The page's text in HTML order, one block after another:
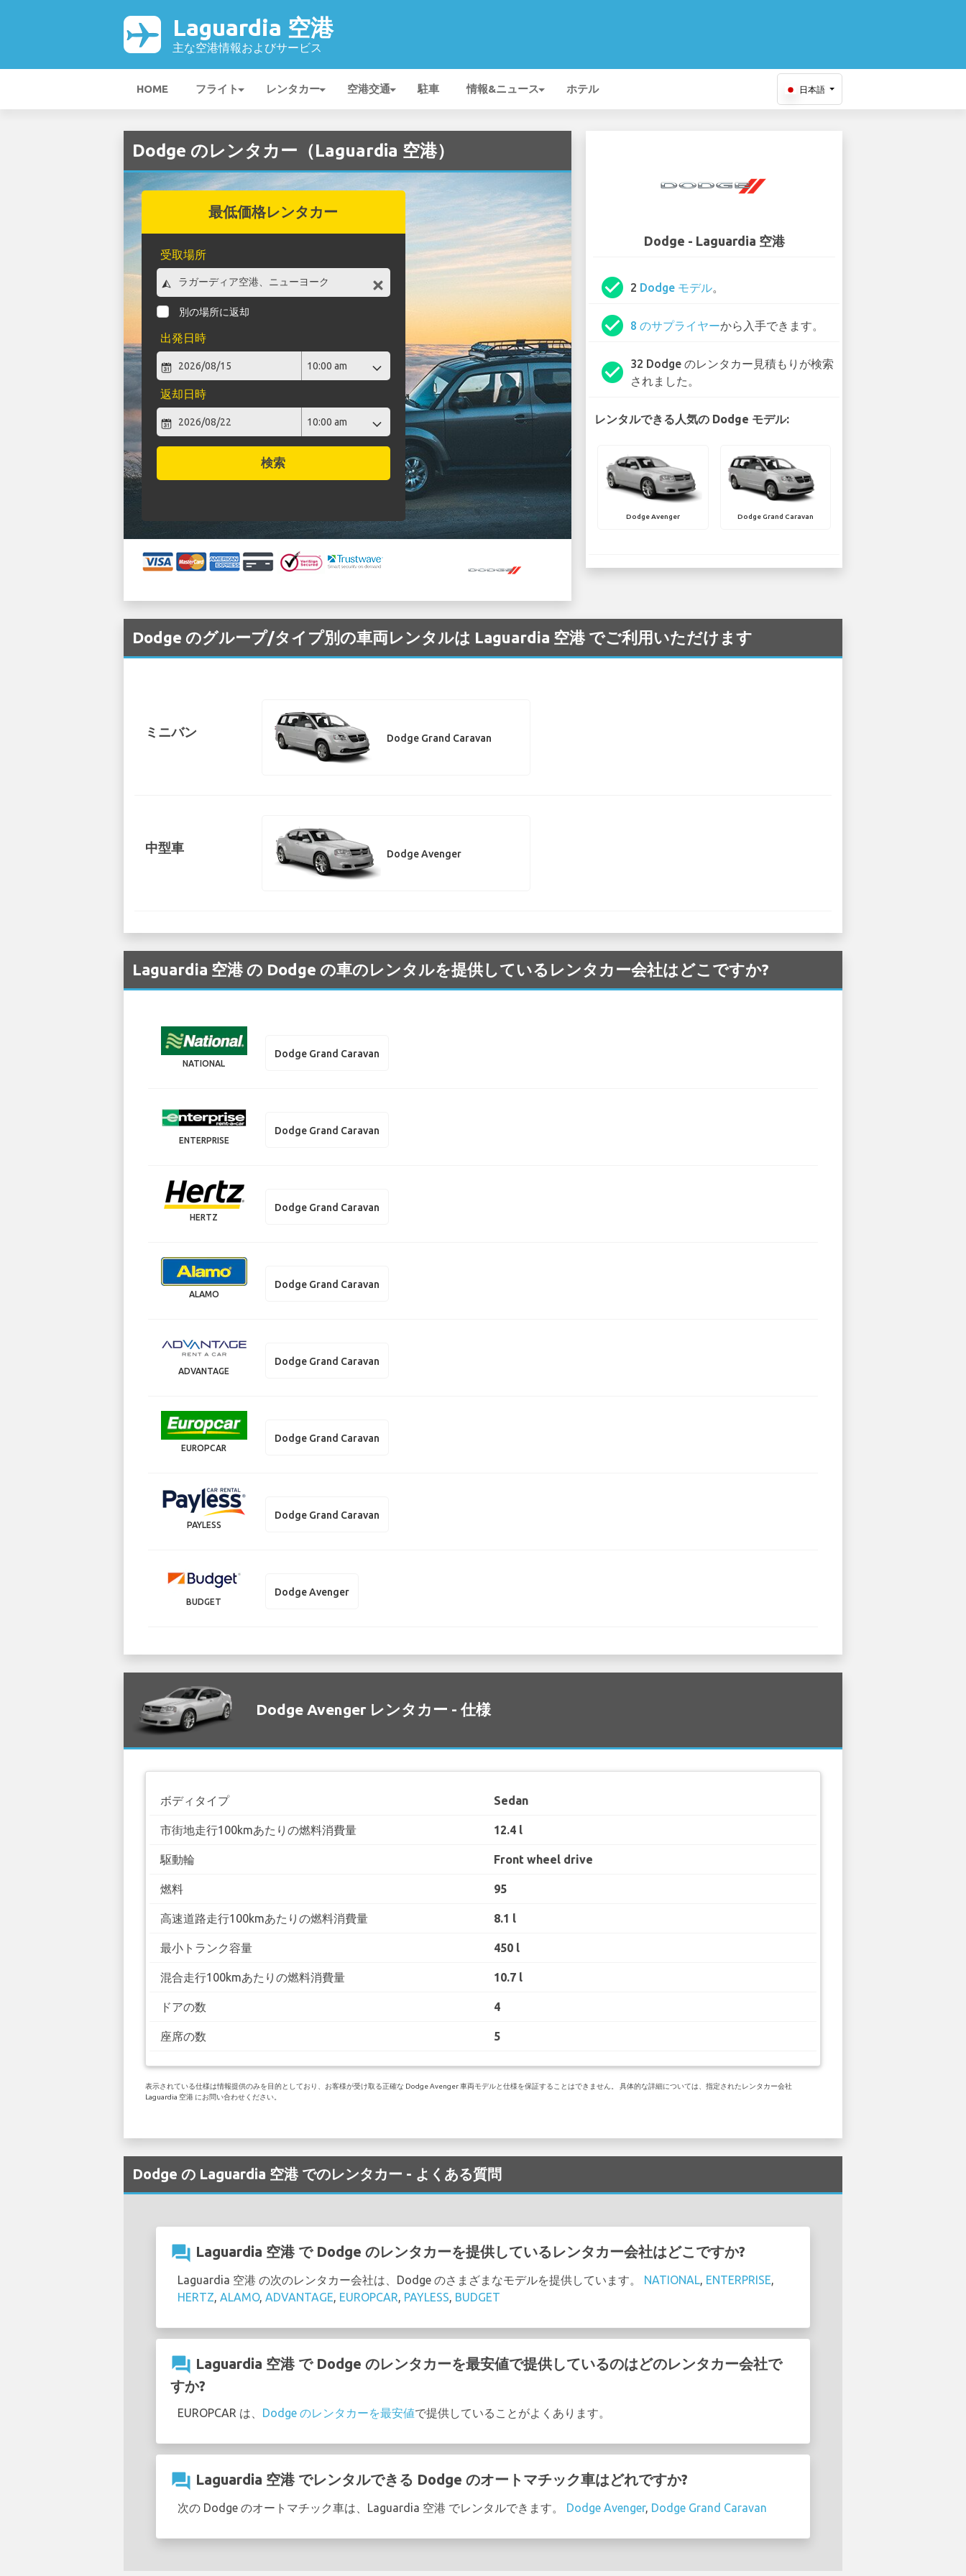
Laguardia 空港
主な空港情報およびサービス
HOME フライト レンタカー 空港交通 駐車 情報&ニュース ホテル 日本語
Dodge のレンタカー（Laguardia 空港）
最低価格レンタカー
受取場所
別の場所に返却
出発日時
返却日時
検索
Dodge - Laguardia 空港
check_circle 2 Dodge モデル。
check_circle 8 のサプライヤーから入手できます。
check_circle
32 Dodge のレンタカー見積もりが検索
されました。
レンタルできる人気の Dodge モデル:
Dodge Avenger Dodge Grand Caravan
Dodge のグループ/タイプ別の車両レンタルは Laguardia 空港 でご利用いただけます
ミニバン Dodge Grand Caravan
中型車 Dodge Avenger
Laguardia 空港 の Dodge の車のレンタルを提供しているレンタカー会社はどこですか?
NATIONAL
Dodge Grand Caravan
ENTERPRISE
Dodge Grand Caravan
HERTZ
Dodge Grand Caravan
ALAMO
Dodge Grand Caravan
ADVANTAGE
Dodge Grand Caravan
EUROPCAR
Dodge Grand Caravan
PAYLESS
Dodge Grand Caravan
BUDGET
Dodge Avenger
Dodge Avenger レンタカー - 仕様
ボディタイプ Sedan
市街地走行100kmあたりの燃料消費量 12.4 l
駆動輪 Front wheel drive
燃料 95
高速道路走行100kmあたりの燃料消費量 8.1 l
最小トランク容量 450 l
混合走行100kmあたりの燃料消費量 10.7 l
ドアの数 4
座席の数 5
表示されている仕様は情報提供のみを目的としており、お客様が受け取る正確な Dodge Avenger 車両モデルと仕様を保証することはできません。 具体的な詳細については、指定されたレンタカー会社
Laguardia 空港 にお問い合わせください。
Dodge の Laguardia 空港 でのレンタカー - よくある質問
question_answer Laguardia 空港 で Dodge のレンタカーを提供しているレンタカー会社はどこですか?
Laguardia 空港 の次のレンタカー会社は、Dodge のさまざまなモデルを提供しています。 NATIONAL ENTERPRISE
HERTZ ALAMO, ADVANTAGE EUROPCAR PAYLESS BUDGET
question_answer Laguardia 空港 で Dodge のレンタカーを最安値で提供しているのはどのレンタカー会社で
すか?
EUROPCAR は、 Dodge のレンタカーを最安値で提供していることがよくあります。
question_answer Laguardia 空港 でレンタルできる Dodge のオートマチック車はどれですか?
次の Dodge のオートマチック車は、Laguardia 空港 でレンタルできます。 Dodge Avenger, Dodge Grand Caravan